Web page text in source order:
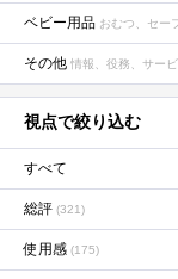
ベビー用品 おむつ、セー
その他 情報、役務、サービ
視点で絞り込む
すべて
総評 (321)
使用感 (175)